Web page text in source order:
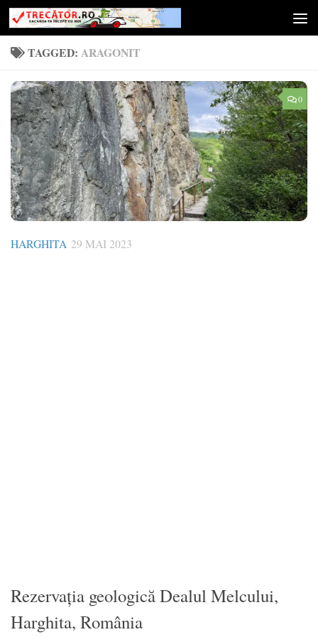
Skip to content
TAGGED: ARAGONIT
0
HARGHITA 29 MAI 2023
Rezervația geologică Dealul Melcului,
Harghita, România